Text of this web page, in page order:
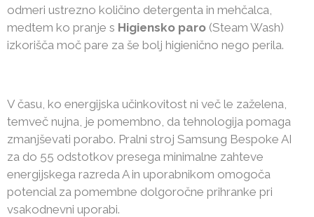
odmeri ustrezno količino detergenta in mehčalca,
medtem ko pranje s Higiensko paro (Steam Wash)
izkorišča moč pare za še bolj higienično nego perila.
V času, ko energijska učinkovitost ni več le zaželena,
temveč nujna, je pomembno, da tehnologija pomaga
zmanjševati porabo. Pralni stroj Samsung Bespoke AI
za do 55 odstotkov presega minimalne zahteve
energijskega razreda A in uporabnikom omogoča
potencial za pomembne dolgoročne prihranke pri
vsakodnevni uporabi.